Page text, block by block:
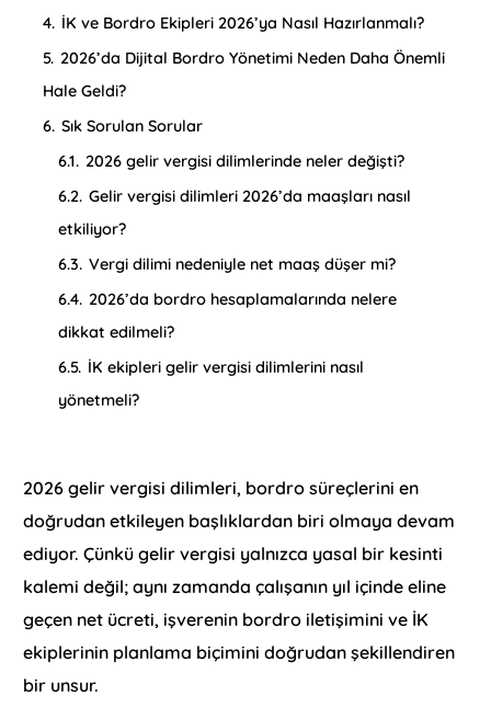
4. İK ve Bordro Ekipleri 2026’ya Nasıl Hazırlanmalı?
5. 2026’da Dijital Bordro Yönetimi Neden Daha Önemli
Hale Geldi?
6. Sık Sorulan Sorular
6.1. 2026 gelir vergisi dilimlerinde neler değişti?
6.2. Gelir vergisi dilimleri 2026’da maaşları nasıl
etkiliyor?
6.3. Vergi dilimi nedeniyle net maaş düşer mi?
6.4. 2026’da bordro hesaplamalarında nelere
dikkat edilmeli?
6.5. İK ekipleri gelir vergisi dilimlerini nasıl
yönetmeli?
2026 gelir vergisi dilimleri, bordro süreçlerini en
doğrudan etkileyen başlıklardan biri olmaya devam
ediyor. Çünkü gelir vergisi yalnızca yasal bir kesinti
kalemi değil; aynı zamanda çalışanın yıl içinde eline
geçen net ücreti, işverenin bordro iletişimini ve İK
ekiplerinin planlama biçimini doğrudan şekillendiren
bir unsur.